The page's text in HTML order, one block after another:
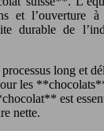
et l’ouverture
durable de
long et
les
est
nette.